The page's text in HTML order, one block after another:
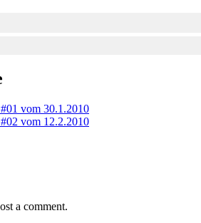
vom 30.1.2010
vom 12.2.2010
a comment.